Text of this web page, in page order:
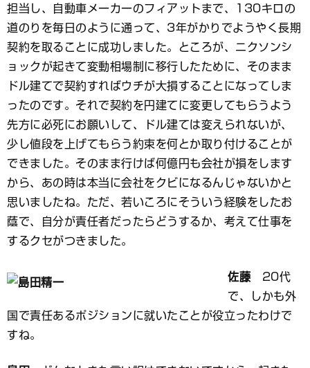
担当し、自動車メーカーのフィアットまで、130キロの
道のりを毎日のように通って、3年がかりでようやく長期
契約を取ることに成功しました。ところが、ニクソンシ
ョックが起きて変動相場制に移行したために、そのまま
ドル建てで契約すればウチが大損することになってしま
ったのです。それで契約を円建てに変更してもらうよう
先方に必死にお願いして、ドル建ては変えられないが、
少し値段を上げてもらう約束を何とか取り付けることが
できました。そのまま行けば何億円も会社が損をします
から、あの時は本当に会社をクビになるんじゃないかと
思いましたね。ただ、若いころにそういう経験をしたお
蔭で、自分が責任者だったらどうするか、考えて仕事を
するクセがつきました。
佐藤20代
で、しかも外
国で責任あるポジションに就いたことが役立ったわけで
すね。